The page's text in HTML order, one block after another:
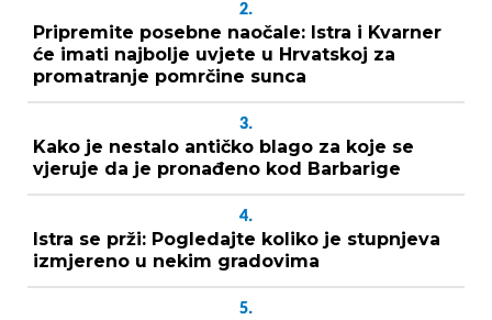
2.
Pripremite posebne naočale: Istra i Kvarner
će imati najbolje uvjete u Hrvatskoj za
promatranje pomrčine sunca
3.
Kako je nestalo antičko blago za koje se
vjeruje da je pronađeno kod Barbarige
4.
Istra se prži: Pogledajte koliko je stupnjeva
izmjereno u nekim gradovima
5.